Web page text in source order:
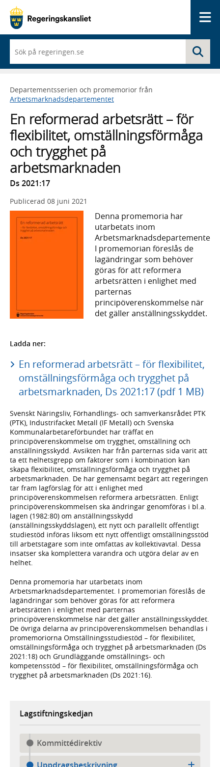
du
börjar
skriva
framträder
en
med
sökförslag
Departementsserien och promemorior från
Arbetsmarknadsdepartementet
En reformerad arbetsrätt – för
flexibilitet, omställningsförmåga
och trygghet på
arbetsmarknaden
Ds 2021:17
Publicerad 08 juni 2021
Denna promemoria har
utarbetats inom
Arbetsmarknadsdepartementet.
I promemorian föreslås de
lagändringar som behöver
göras för att reformera
arbetsrätten i enlighet med
parternas
principöverenskommelse när
det gäller anställningsskyddet.
Ladda ner:
En reformerad arbetsrätt – för flexibilitet,
omställningsförmåga och trygghet på
arbetsmarknaden, Ds 2021:17 (pdf 1 MB)
Svenskt Näringsliv, Förhandlings- och samverkansrådet PTK
(PTK), Industrifacket Metall (IF Metall) och Svenska
Kommunalarbetareförbundet har träffat en
principöverenskommelse om trygghet, omställning och
anställningsskydd. Avsikten har från parternas sida varit att
ta ett helhetsgrepp om faktorer som i kombination kan
skapa flexibilitet, omställningsförmåga och trygghet på
arbetsmarknaden. De har gemensamt begärt att regeringen
tar fram lagförslag för att i enlighet med
principöverenskommelsen reformera arbetsrätten. Enligt
principöverenskommelsen ska ändringar genomföras i bl.a.
lagen (1982:80) om anställningsskydd
(anställningsskyddslagen), ett nytt och parallellt offentligt
studiestöd införas liksom ett nytt offentligt omställningsstöd
till arbetstagare som inte omfattas av kollektivavtal. Dessa
insatser ska komplettera varandra och utgöra delar av en
helhet.
Denna promemoria har utarbetats inom
Arbetsmarknadsdepartementet. I promemorian föreslås de
lagändringar som behöver göras för att reformera
arbetsrätten i enlighet med parternas
principöverenskommelse när det gäller anställningsskyddet.
De övriga delarna av principöverenskommelsen behandlas i
promemoriorna Omställningsstudiestöd – för flexibilitet,
omställningsförmåga och trygghet på arbetsmarknaden (Ds
2021:18) och Grundläggande omställnings- och
kompetensstöd – för flexibilitet, omställningsförmåga och
trygghet på arbetsmarknaden (Ds 2021:16).
Lagstiftningskedjan
Kommittédirektiv